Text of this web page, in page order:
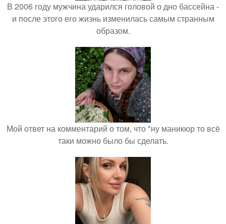
В 2006 году мужчина ударился головой о дно бассейна -
и после этого его жизнь изменилась самым странным
образом.
Мой ответ на комментарий о том, что "ну маникюр то всё
таки можно было бы сделать.